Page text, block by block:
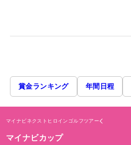
賞金ランキング 年間日程
マイナビネクストヒロインゴルフツアー
マイナビカップ